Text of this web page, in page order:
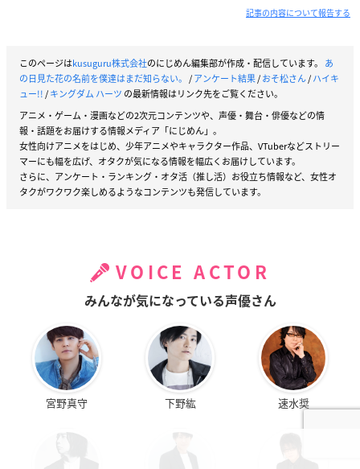
記事の内容について報告する
このページはkusuguru株式会社のにじめん編集部が作成・配信しています。 あ
の日見た花の名前を僕達はまだ知らない。 /アンケート結果/おそ松さん/ハイキ
ュー!!/キングダム ハーツ の最新情報はリンク先をご覧ください。
アニメ・ゲーム・漫画などの2次元コンテンツや、声優・舞台・俳優などの情
報・話題をお届けする情報メディア「にじめん」。
女性向けアニメをはじめ、少年アニメやキャラクター作品、VTuberなどストリー
マーにも幅を広げ、オタクが気になる情報を幅広くお届けしています。
さらに、アンケート・ランキング・オタ活（推し活）お役立ち情報など、女性オ
タクがワクワク楽しめるようなコンテンツも発信しています。
VOICE ACTOR
みんなが気になっている声優さん
宮野真守 下野紘 速水奨